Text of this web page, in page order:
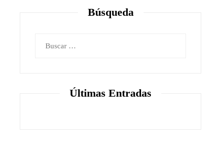
Búsqueda
Últimas Entradas